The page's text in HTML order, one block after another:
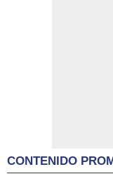
CONTENIDO